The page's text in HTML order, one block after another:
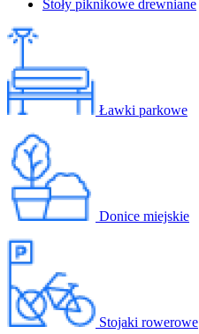
Stoły piknikowe drewniane
Ławki parkowe
Donice miejskie
Stojaki rowerowe